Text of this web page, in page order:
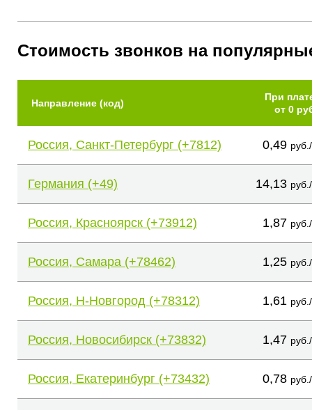
Стоимость звонков на
Направление (код)
При
от 0
Россия, Санкт-Петербург (+7812) 0,49
Германия (+49) 14,13
Россия, Красноярск (+73912) 1,87
Россия, Самара (+78462) 1,25
Россия, Н-Новгород (+78312) 1,61
Россия, Новосибирск (+73832) 1,47
Россия, Екатеринбург (+73432) 0,78